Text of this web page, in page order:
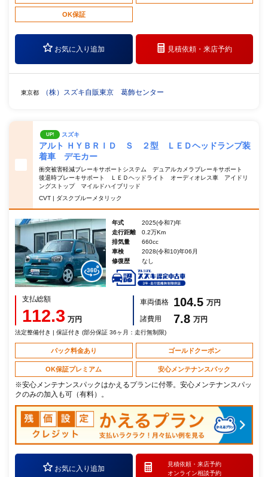
OK保証
お気に入り追加 見積依頼・来店予約
東京都 （株）スズキ自販東京 葛飾センター
UP! スズキ
アルト ＨＹＢＲＩＤ Ｓ ２型 ＬＥＤヘッドランプ装
着車 デモカー
衝突被害軽減ブレーキサポートシステム デュアルカメラブレーキサポート
後退時ブレーキサポート ＬＥＤヘッドライト オーディオレス車 アイドリ
ングストップ マイルドハイブリッド
CVT | ダスクブルーメタリック
年式
2025(令和7)年
走行距離
0.2万Km
排気量
660cc
車検
2028(令和10)年06月
修復歴
なし
支払総額
112.3 万円
車両価格 104.5 万円
諸費用
7.8 万円
法定整備付き | 保証付き (部分保証 36ヶ月：走行無制限)
パック料金あり ゴールドクーポン
OK保証プレミアム 安心メンテナンスパック
※安心メンテナンスパックはかえるプランに付帯。安心メンテナンスパッ
クのみの加入も可（有料）。
お気に入り追加
見積依頼・ 来店予約
オンライン相談予約